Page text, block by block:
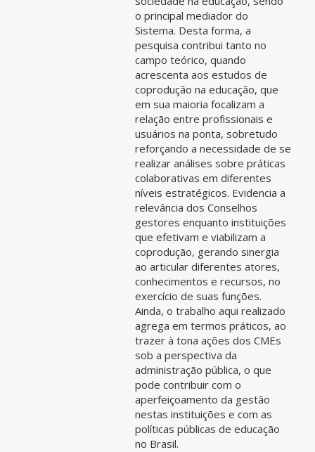
o principal mediador do
Sistema. Desta forma, a
pesquisa contribui tanto no
campo teórico, quando
acrescenta aos estudos de
coprodução na educação, que
em sua maioria focalizam a
relação entre profissionais e
usuários na ponta, sobretudo
reforçando a necessidade de se
realizar análises sobre práticas
colaborativas em diferentes
níveis estratégicos. Evidencia a
relevância dos Conselhos
gestores enquanto instituições
que efetivam e viabilizam a
coprodução, gerando sinergia
ao articular diferentes atores,
conhecimentos e recursos, no
exercício de suas funções.
Ainda, o trabalho aqui realizado
agrega em termos práticos, ao
trazer à tona ações dos CMEs
sob a perspectiva da
administração pública, o que
pode contribuir com o
aperfeiçoamento da gestão
nestas instituições e com as
políticas públicas de educação
no Brasil.